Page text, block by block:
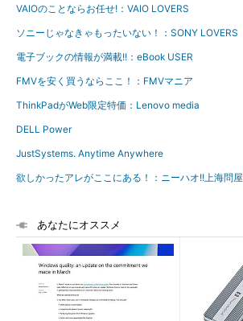
VAIOのことならお任せ!：VAIO LOVERS
ソニーじゃなきゃもったいない！：SONY LOVERS
電子ブックの情報が満載!!：eBook USER
FMVを安く買うならここ！：FMVマニア
ThinkPadがWeb限定特価：Lenovo media
DELL Power
JustSystems. Anytime Anywhere
欲しかったアレがここにある！：ニーハオ!!上海問屋
あなたにオススメ